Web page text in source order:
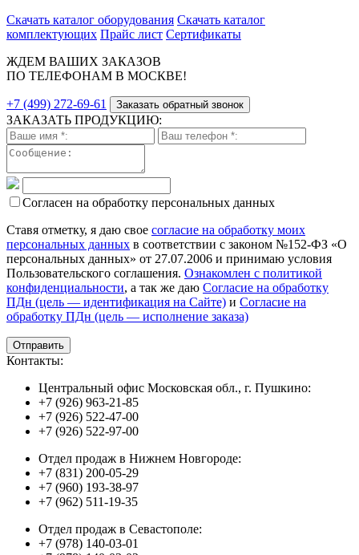
Скачать каталог оборудования Скачать каталог
комплектующих Прайс лист Сертификаты
ЖДЕМ ВАШИХ ЗАКАЗОВ
ПО ТЕЛЕФОНАМ В МОСКВЕ!
+7 (499) 272-69-61 Заказать обратный звонок
ЗАКАЗАТЬ ПРОДУКЦИЮ:
Согласен на обработку персональных данных
Ставя отметку, я даю свое согласие на обработку моих
персональных данных в соответствии с законом №152-ФЗ «О
персональных данных» от 27.07.2006 и принимаю условия
Пользовательского соглашения. Ознакомлен с политикой
конфиденциальности, а так же даю Согласие на обработку
ПДн (цель — идентификация на Сайте) и Согласие на
обработку ПДн (цель — исполнение заказа)
Контакты:
Центральный офис Московская обл., г. Пушкино:
+7 (926) 963-21-85
+7 (926) 522-47-00
+7 (926) 522-97-00
Отдел продаж в Нижнем Новгороде:
+7 (831) 200-05-29
+7 (960) 193-38-97
+7 (962) 511-19-35
Отдел продаж в Севастополе:
+7 (978) 140-03-01